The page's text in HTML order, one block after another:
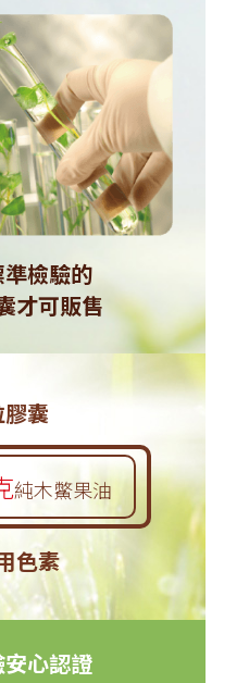
檢驗的
才可販售
囊
純木鱉果油
色素
心認證